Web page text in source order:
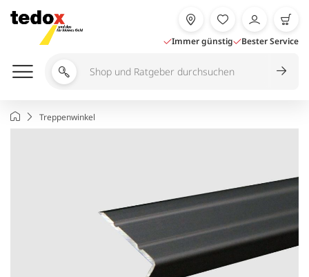
Inhalt
springen
Immer günstig Bester Service
Shop
durchsuchen
StartseiteTreppenwinkel